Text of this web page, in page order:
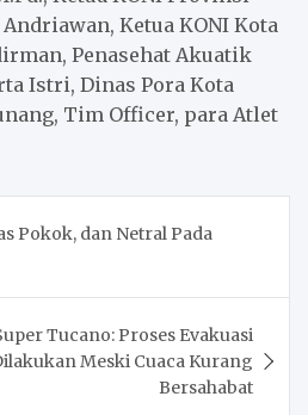
Andriawan, Ketua KONI Kota
Penasehat Akuatik
Istri, Dinas Pora Kota
Tim Officer, para Atlet
Pokok, dan Netral Pada
Tucano: Proses Evakuasi
Meski Cuaca Kurang
Bersahabat